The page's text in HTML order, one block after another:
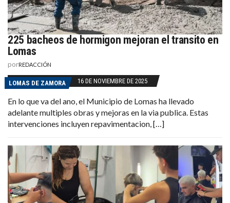
225 bacheos de hormigon mejoran el transito en
Lomas
porREDACCIÓN
LOMAS DE ZAMORA 16 DE NOVIEMBRE DE 2025
En lo que va del ano, el Municipio de Lomas ha llevado
adelante multiples obras y mejoras en la via publica. Estas
intervenciones incluyen repavimentacion, […]